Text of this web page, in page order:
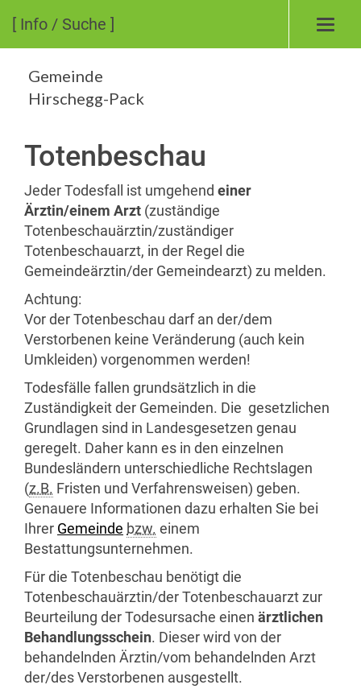
[ Info / Suche ]
Gemeinde
Hirschegg-Pack
Totenbeschau
Jeder Todesfall ist umgehend einer
Ärztin/einem Arzt (zuständige
Totenbeschauärztin/zuständiger
Totenbeschauarzt, in der Regel die
Gemeindeärztin/der Gemeindearzt) zu melden.
Achtung:
Vor der Totenbeschau darf an der/dem
Verstorbenen keine Veränderung (auch kein
Umkleiden) vorgenommen werden!
Todesfälle fallen grundsätzlich in die
Zuständigkeit der Gemeinden. Die gesetzlichen
Grundlagen sind in Landesgesetzen genau
geregelt. Daher kann es in den einzelnen
Bundesländern unterschiedliche Rechtslagen
(z.B. Fristen und Verfahrensweisen) geben.
Genauere Informationen dazu erhalten Sie bei
Ihrer Gemeinde bzw. einem
Bestattungsunternehmen.
Für die Totenbeschau benötigt die
Totenbeschauärztin/der Totenbeschauarzt zur
Beurteilung der Todesursache einen ärztlichen
Behandlungsschein. Dieser wird von der
behandelnden Ärztin/vom behandelnden Arzt
der/des Verstorbenen ausgestellt.